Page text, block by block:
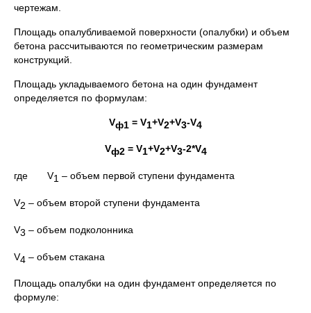
чертежам.
Площадь опалубливаемой поверхности (опалубки) и объем
бетона рассчитываются по геометрическим размерам
конструкций.
Площадь укладываемого бетона на один фундамент
определяется по формулам:
Vф1 = V1+V2+V3-V4
Vф2 = V1+V2+V3-2*V4
где V1 – объем первой ступени фундамента
V2 – объем второй ступени фундамента
V3 – объем подколонника
V4 – объем стакана
Площадь опалубки на один фундамент определяется по
формуле: